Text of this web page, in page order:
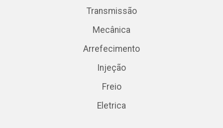
Transmissão
Mecânica
Arrefecimento
Injeção
Freio
Eletrica